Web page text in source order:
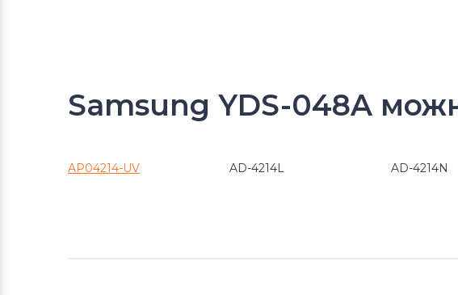
Samsung YDS-048A
AP04214-UV AD-4214L AD-4214N